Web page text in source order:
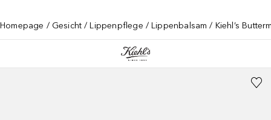
Homepage Gesicht Lippenpflege Lippenbalsam Kiehl’s